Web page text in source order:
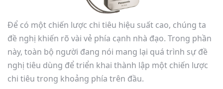
Để có một chiến lược chi tiêu hiệu suất cao, chúng ta
đề nghị khiến rõ vài vẻ phía cạnh nhà đạo. Trong phần
này, toàn bộ người đang nói mang lại quá trình sự đề
nghị tiêu dùng để triển khai thành lập một chiến lược
chi tiêu trong khoảng phía trên đầu.